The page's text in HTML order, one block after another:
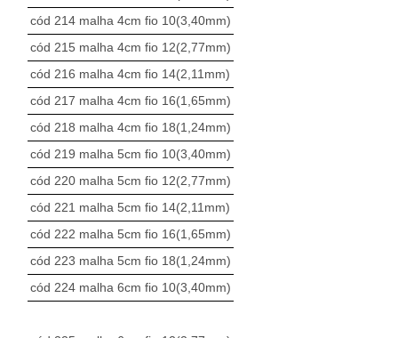
cód 214 malha 4cm fio 10(3,40mm)
cód 215 malha 4cm fio 12(2,77mm)
cód 216 malha 4cm fio 14(2,11mm)
cód 217 malha 4cm fio 16(1,65mm)
cód 218 malha 4cm fio 18(1,24mm)
cód 219 malha 5cm fio 10(3,40mm)
cód 220 malha 5cm fio 12(2,77mm)
cód 221 malha 5cm fio 14(2,11mm)
cód 222 malha 5cm fio 16(1,65mm)
cód 223 malha 5cm fio 18(1,24mm)
cód 224 malha 6cm fio 10(3,40mm)